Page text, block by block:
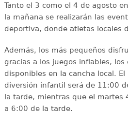
Tanto el 3 como el 4 de agosto
la mañana se realizarán las
deportiva, donde atletas locales
Además, los más pequeños
gracias a los juegos inflables, los
disponibles en la cancha local.
diversión infantil será de 11:00
la tarde, mientras que el martes
a 6:00 de la tarde.